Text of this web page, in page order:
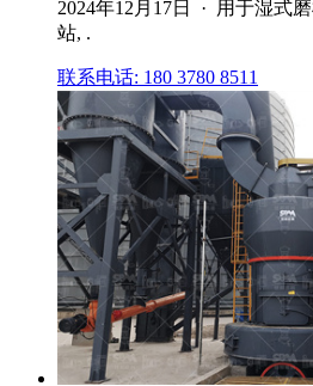
2024年12月17日 · 用于湿式
站, .
联系电话: 180 3780 8511